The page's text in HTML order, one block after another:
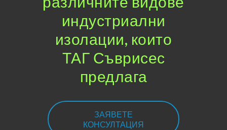
индустриални
изолации, които
ТАГ Съврисес
предлага
ЗАЯВЕТЕ
КОНСУЛТАЦИЯ